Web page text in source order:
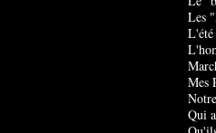
Les
Mes
Qui